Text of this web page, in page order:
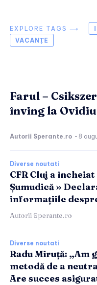
EXPLORE TAGS ⟶
VACANȚE
Farul –
înving la
Autorii Sperante.ro - 8
Diverse noutati
CFR Cluj a
Șumudică »
informațiile
Autorii Sperante.ro
Diverse noutati
Radu Miruță: „Am
metodă de a
Are succes